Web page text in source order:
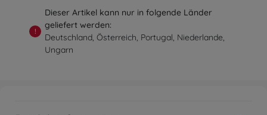
!
Dieser Artikel kann nur in folgende Länder
geliefert werden:
Deutschland, Österreich, Portugal, Niederlande,
Ungarn